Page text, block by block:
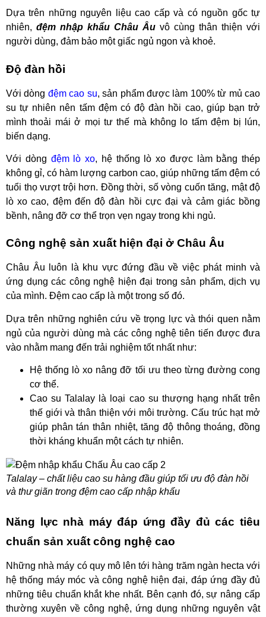
Dựa trên những nguyên liệu cao cấp và có nguồn gốc tự
nhiên, đệm nhập khẩu Châu Âu vô cùng thân thiện với
người dùng, đảm bảo một giấc ngủ ngon và khoẻ.
Độ đàn hồi
Với dòng đệm cao su, sản phẩm được làm 100% từ mủ cao
su tự nhiên nên tấm đệm có độ đàn hồi cao, giúp bạn trở
mình thoải mái ở mọi tư thế mà không lo tấm đệm bị lún,
biến dạng.
Với dòng đệm lò xo, hệ thống lò xo được làm bằng thép
không gỉ, có hàm lượng carbon cao, giúp những tấm đệm có
tuổi thọ vượt trội hơn. Đồng thời, số vòng cuốn tăng, mật độ
lò xo cao, đệm đến độ đàn hồi cực đại và cảm giác bồng
bềnh, nâng đỡ cơ thể trọn vẹn ngay trong khi ngủ.
Công nghệ sản xuất hiện đại ở Châu Âu
Châu Âu luôn là khu vực đứng đầu về việc phát minh và
ứng dụng các công nghệ hiện đại trong sản phẩm, dịch vụ
của mình. Đệm cao cấp là một trong số đó.
Dựa trên những nghiên cứu về trọng lực và thói quen nằm
ngủ của người dùng mà các công nghệ tiên tiến được đưa
vào nhằm mang đến trải nghiệm tốt nhất như:
Hệ thống lò xo nâng đỡ tối ưu theo từng đường cong
cơ thể.
Cao su Talalay là loại cao su thượng hạng nhất trên
thế giới và thân thiện với môi trường. Cấu trúc hạt mở
giúp phân tán thân nhiệt, tăng độ thông thoáng, đồng
thời kháng khuẩn một cách tự nhiên.
Talalay – chất liệu cao su hàng đầu giúp tối ưu độ đàn hồi
và thư giãn trong đệm cao cấp nhập khẩu
Năng lực nhà máy đáp ứng đầy đủ các tiêu
chuẩn sản xuất công nghệ cao
Những nhà máy có quy mô lên tới hàng trăm ngàn hecta với
hệ thống máy móc và công nghệ hiện đại, đáp ứng đầy đủ
những tiêu chuẩn khắt khe nhất. Bên cạnh đó, sự nâng cấp
thường xuyên về công nghệ, ứng dụng những nguyên vật